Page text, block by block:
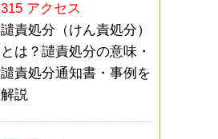
315 アクセス
譴責処分（けん責処分）
とは？譴責処分の意味・
譴責処分通知書・事例を
解説